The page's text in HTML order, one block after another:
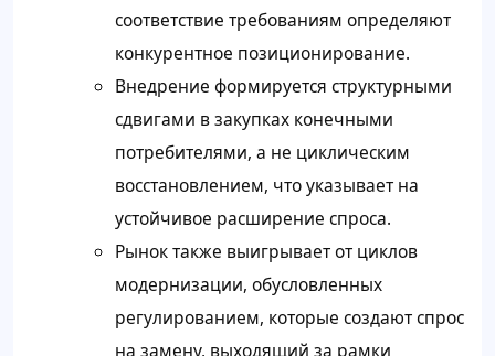
соответствие требованиям определяют
конкурентное позиционирование.
Внедрение формируется структурными
сдвигами в закупках конечными
потребителями, а не циклическим
восстановлением, что указывает на
устойчивое расширение спроса.
Рынок также выигрывает от циклов
модернизации, обусловленных
регулированием, которые создают спрос
на замену, выходящий за рамки